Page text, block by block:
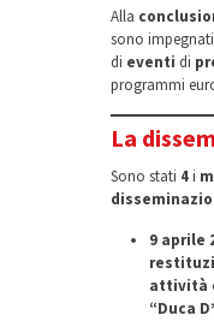
Alla
sono
di eventi di
programmi
La
Sono stati 4i
9 aprile
attività
“Duca